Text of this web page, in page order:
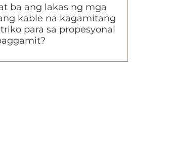
ba ang lakas ng mga
kable na kagamitang
para sa propesyonal